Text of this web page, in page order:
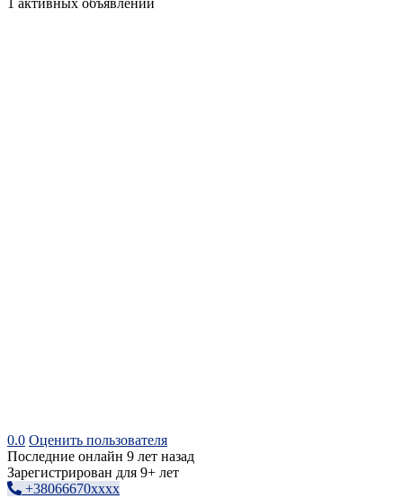
1 активных объявлений
0.0 Оценить пользователя
Последние онлайн 9 лет назад
Зарегистрирован для 9+ лет
+38066670xxxx